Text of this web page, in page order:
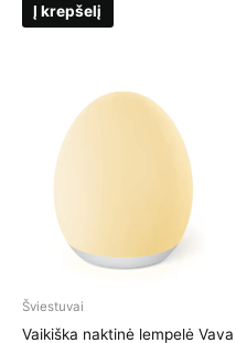
Į krepšelį
Šviestuvai
Vaikiška naktinė lempelė Vava